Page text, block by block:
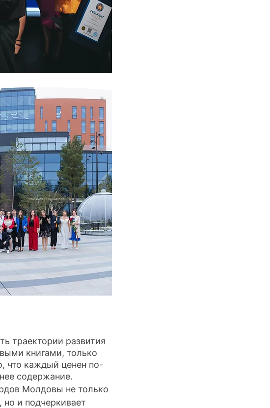
траектории развития
книгами, только
что каждый ценен по-
содержание.
Молдовы не только
но и подчеркивает